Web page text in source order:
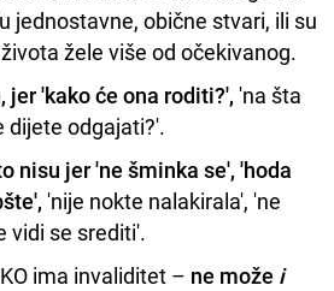
jednostavne, obične stvari, ili su
žele više od očekivanog.
'kako će ona roditi?', 'na šta
dijete odgajati?'.
nisu jer 'ne šminka se', 'hoda
'nije nokte nalakirala', 'ne
vidi se srediti'.
ima invaliditet – ne može i